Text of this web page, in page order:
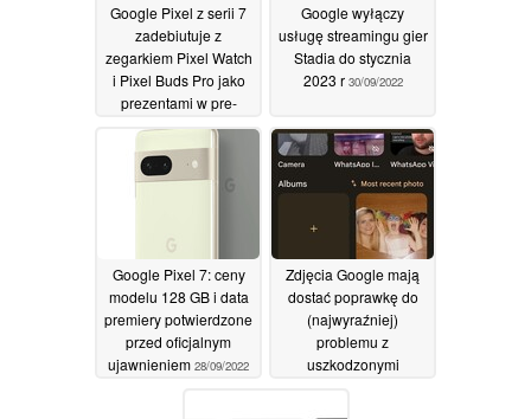
Google Pixel z serii 7
zadebiutuje z
zegarkiem Pixel Watch
i Pixel Buds Pro jako
prezentami w pre-
orderze01/10/2022
Google wyłączy
usługę streamingu gier
Stadia do stycznia
2023 r 30/09/2022
Google Pixel 7: ceny
modelu 128 GB i data
premiery potwierdzone
przed oficjalnym
ujawnieniem 28/09/2022
Zdjęcia Google mają
dostać poprawkę do
(najwyraźniej)
problemu z
uszkodzonymi